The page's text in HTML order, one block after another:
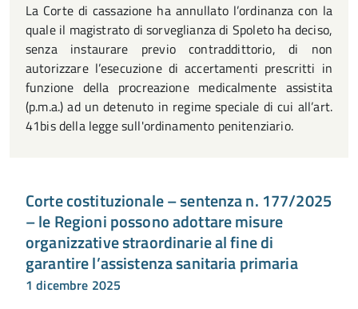
La Corte di cassazione ha annullato l’ordinanza con la
quale il magistrato di sorveglianza di Spoleto ha deciso,
senza instaurare previo contraddittorio, di non
autorizzare l’esecuzione di accertamenti prescritti in
funzione della procreazione medicalmente assistita
(p.m.a.) ad un detenuto in regime speciale di cui all’art.
41bis della legge sull'ordinamento penitenziario.
Corte costituzionale – sentenza n. 177/2025
– le Regioni possono adottare misure
organizzative straordinarie al fine di
garantire l’assistenza sanitaria primaria
1 dicembre 2025